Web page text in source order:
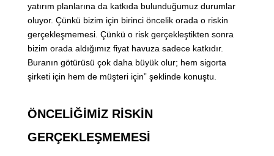
yatırım planlarına da katkıda bulunduğumuz durumlar
oluyor. Çünkü bizim için birinci öncelik orada o riskin
gerçekleşmemesi. Çünkü o risk gerçekleştikten sonra
bizim orada aldığımız fiyat havuza sadece katkıdır.
Buranın götürüsü çok daha büyük olur; hem sigorta
şirketi için hem de müşteri için” şeklinde konuştu.
ÖNCELİĞİMİZ RİSKİN
GERÇEKLEŞMEMESİ